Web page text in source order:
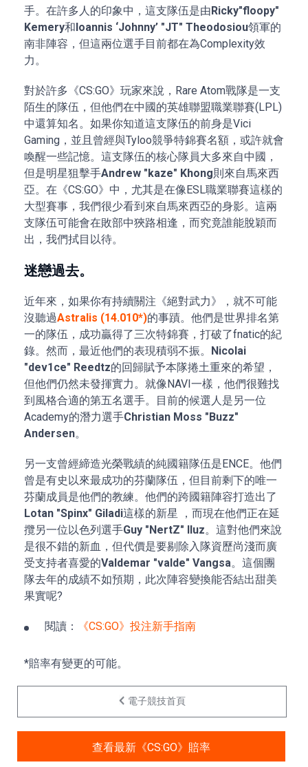
手。在許多人的印象中，這支隊伍是由Ricky"floopy"
Kemery和Ioannis ‘Johnny’ "JT" Theodosiou領軍的
南非陣容，但這兩位選手目前都在為Complexity效
力。
對於許多《CS:GO》玩家來說，Rare Atom戰隊是一支
陌生的隊伍，但他們在中國的英雄聯盟職業聯賽(LPL)
中還算知名。如果你知道這支隊伍的前身是Vici
Gaming，並且曾經與Tyloo競爭特錦賽名額，或許就會
喚醒一些記憶。這支隊伍的核心隊員大多來自中國，
但是明星狙擊手Andrew "kaze" Khong則來自馬來西
亞。在《CS:GO》中，尤其是在像ESL職業聯賽這樣的
大型賽事，我們很少看到來自馬來西亞的身影。這兩
支隊伍可能會在敗部中狹路相逢，而究竟誰能脫穎而
出，我們拭目以待。
迷戀過去。
近年來，如果你有持續關注《絕對武力》，就不可能
沒聽過Astralis (14.010*)的事蹟。他們是世界排名第
一的隊伍，成功贏得了三次特錦賽，打破了fnatic的紀
錄。然而，最近他們的表現積弱不振。 Nicolai
"dev1ce" Reedtz的回歸賦予本隊捲土重來的希望，
但他們仍然未發揮實力。就像NAVI一樣，他們很難找
到風格合適的第五名選手。目前的候選人是另一位
Academy的潛力選手Christian Moss "Buzz"
Andersen。
另一支曾經締造光榮戰績的純國籍隊伍是ENCE。他們
曾是有史以來最成功的芬蘭隊伍，但目前剩下的唯一
芬蘭成員是他們的教練。他們的跨國籍陣容打造出了
Lotan "Spinx" Giladi這樣的新星 ，而現在他們正在延
攬另一位以色列選手Guy "NertZ" Iluz。這對他們來說
是很不錯的新血，但代價是要剔除入隊資歷尚淺而廣
受支持者喜愛的Valdemar "valde" Vangsa。這個團
隊去年的成績不如預期，此次陣容變換能否結出甜美
果實呢?
閱讀： 《CS:GO》投注新手指南
*賠率有變更的可能。
電子競技首頁
查看最新《CS:GO》賠率